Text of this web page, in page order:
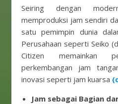
Seiring dengan
memproduksi jam sendiri
satu pemimpin dunia
Perusahaan seperti Seiko
Citizen memainkan
perkembangan jam
inovasi seperti jam kuarsa
Jam sebagai Bagian